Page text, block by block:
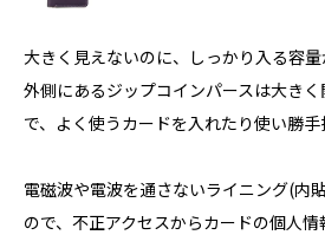
大きく見えないのに、しっかり入る容
外側にあるジップコインパースは大き
で、よく使うカードを入れたり使い勝手
電磁波や電波を通さないライニング(内
ので、不正アクセスからカードの個人